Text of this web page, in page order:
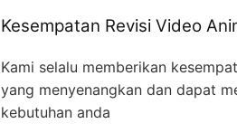
Kesempatan Revisi Video
Kami selalu memberikan
yang menyenangkan dan dapat
kebutuhan anda